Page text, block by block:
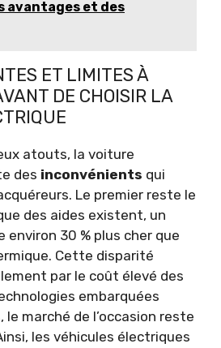
avantages et des
ET LIMITES À
DE CHOISIR LA
atouts, la voiture
des inconvénients qui
Le premier reste le
des aides existent, un
30 % plus cher que
Cette disparité
par le coût élevé des
embarquées
le marché de l’occasion reste
les véhicules électriques